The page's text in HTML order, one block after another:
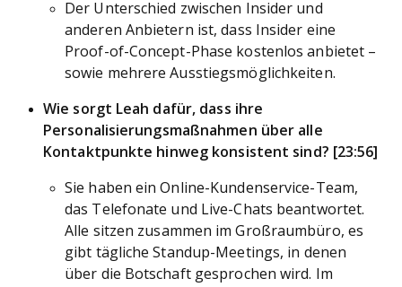
Der Unterschied zwischen Insider und
anderen Anbietern ist, dass Insider eine
Proof-of-Concept-Phase kostenlos anbietet –
sowie mehrere Ausstiegsmöglichkeiten.
Wie sorgt Leah dafür, dass ihre
Personalisierungsmaßnahmen über alle
Kontaktpunkte hinweg konsistent sind? [23:56]
Sie haben ein Online-Kundenservice-Team,
das Telefonate und Live-Chats beantwortet.
Alle sitzen zusammen im Großraumbüro, es
gibt tägliche Standup-Meetings, in denen
über die Botschaft gesprochen wird. Im